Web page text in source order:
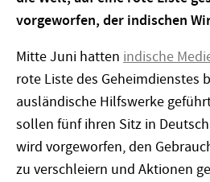
vorgeworfen, der indischen
Mitte Juni hatten indische
rote Liste des Geheimdienstes
ausländische Hilfswerke
sollen fünf ihren Sitz in
wird vorgeworfen, den
zu verschleiern und Aktionen